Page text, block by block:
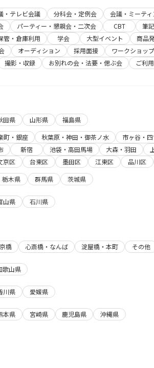
・テレビ会議 分科会・定例会 会議・ミーテ
パーティー・懇親会・二次会 CBT 筆
管・倉庫利用 学会 大型イベント 商品
オーディション 採用面接 ワークショップ
撮影・収録 お別れの会・法要・偲ぶ会 ご利
田県 山形県 福島県
町・銀座 秋葉原・神田・御茶ノ水 市ヶ谷・
新宿 池袋・高田馬場 大森・羽田
京区 台東区 墨田区 江東区 品川区
栃木県 群馬県 茨城県
山県 石川県
橋 心斎橋・なんば 淀屋橋・本町 その他
歌山県
川県 愛媛県
本県 宮崎県 鹿児島県 沖縄県